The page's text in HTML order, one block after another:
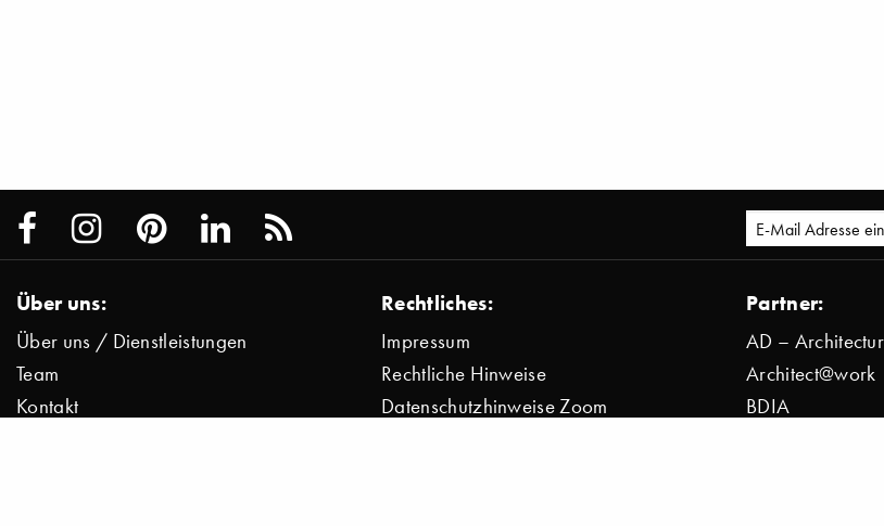
Über uns:
Über uns / Dienstleistungen
Team
Kontakt
Rechtliches:
Impressum
Rechtliche Hinweise
Datenschutzhinweise Zoom
Partner:
AD –
Architect@work
BDIA